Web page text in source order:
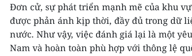
Đơn cử, sự phát triển mạnh mẽ của khu
được phản ánh kịp thời, đầy đủ trong dữ
nước. Như vậy, việc đánh giá lại là một
Nam và hoàn toàn phù hợp với thông lệ